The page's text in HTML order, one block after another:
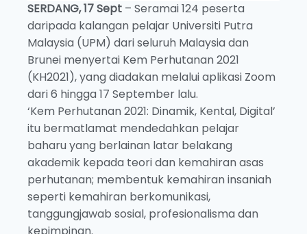
SERDANG, 17 Sept – Seramai 124 peserta
daripada kalangan pelajar Universiti Putra
Malaysia (UPM) dari seluruh Malaysia dan
Brunei menyertai Kem Perhutanan 2021
(KH2021), yang diadakan melalui aplikasi Zoom
dari 6 hingga 17 September lalu.
‘Kem Perhutanan 2021: Dinamik, Kental, Digital’
itu bermatlamat mendedahkan pelajar
baharu yang berlainan latar belakang
akademik kepada teori dan kemahiran asas
perhutanan; membentuk kemahiran insaniah
seperti kemahiran berkomunikasi,
tanggungjawab sosial, profesionalisma dan